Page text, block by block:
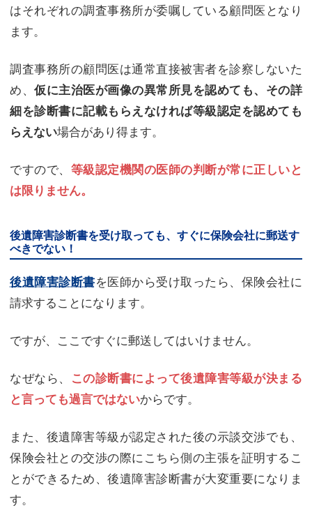
はそれぞれの調査事務所が委嘱している顧問医となり
ます。
調査事務所の顧問医は通常直接被害者を診察しないた
め、仮に主治医が画像の異常所見を認めても、その詳
細を診断書に記載もらえなければ等級認定を認めても
らえない場合があり得ます。
ですので、 等級認定機関の医師の判断が常に正しいと
は限りません。
後遺障害診断書を受け取っても、すぐに保険会社に郵送す
べきでない！
後遺障害診断書を医師から受け取ったら、保険会社に
請求することになります。
ですが、ここですぐに郵送してはいけません。
なぜなら、
この診断書によって後遺障害等級が決まる
と言っても過言ではないからです。
また、後遺障害等級が認定された後の示談交渉でも、
保険会社との交渉の際にこちら側の主張を証明するこ
とができるため、後遺障害診断書が大変重要になりま
す。